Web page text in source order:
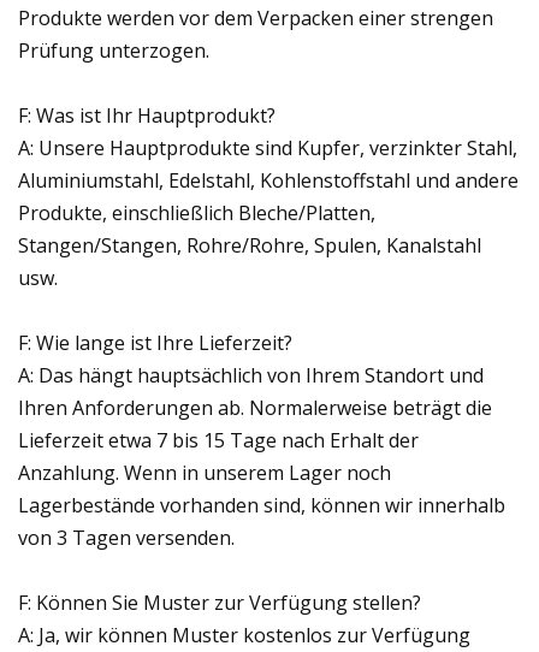
Produkte werden vor dem Verpacken einer strengen
Prüfung unterzogen.
F: Was ist Ihr Hauptprodukt?
A: Unsere Hauptprodukte sind Kupfer, verzinkter Stahl,
Aluminiumstahl, Edelstahl, Kohlenstoffstahl und andere
Produkte, einschließlich Bleche/Platten,
Stangen/Stangen, Rohre/Rohre, Spulen, Kanalstahl
usw.
F: Wie lange ist Ihre Lieferzeit?
A: Das hängt hauptsächlich von Ihrem Standort und
Ihren Anforderungen ab. Normalerweise beträgt die
Lieferzeit etwa 7 bis 15 Tage nach Erhalt der
Anzahlung. Wenn in unserem Lager noch
Lagerbestände vorhanden sind, können wir innerhalb
von 3 Tagen versenden.
F: Können Sie Muster zur Verfügung stellen?
A: Ja, wir können Muster kostenlos zur Verfügung